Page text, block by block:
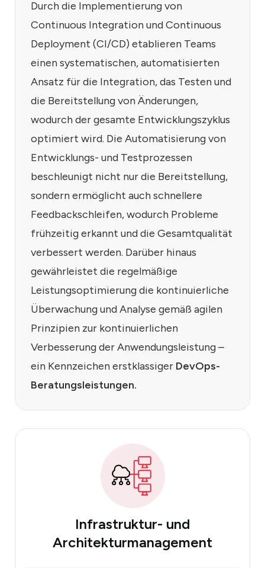
Durch die Implementierung von
Continuous Integration und Continuous
Deployment (CI/CD) etablieren Teams
einen systematischen, automatisierten
Ansatz für die Integration, das Testen und
die Bereitstellung von Änderungen,
wodurch der gesamte Entwicklungszyklus
optimiert wird. Die Automatisierung von
Entwicklungs- und Testprozessen
beschleunigt nicht nur die Bereitstellung,
sondern ermöglicht auch schnellere
Feedbackschleifen, wodurch Probleme
frühzeitig erkannt und die Gesamtqualität
verbessert werden. Darüber hinaus
gewährleistet die regelmäßige
Leistungsoptimierung die kontinuierliche
Überwachung und Analyse gemäß agilen
Prinzipien zur kontinuierlichen
Verbesserung der Anwendungsleistung –
ein Kennzeichen erstklassiger DevOps-
Beratungsleistungen.
Infrastruktur- und
Architekturmanagement